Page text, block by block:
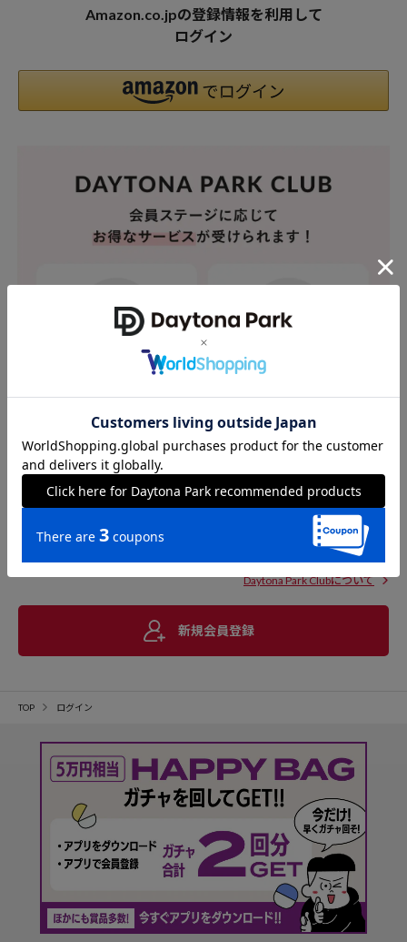
Amazon.co.jpの登録情報を利用して
ログイン
Daytona Park Clubについて
新規会員登録
TOP ログイン